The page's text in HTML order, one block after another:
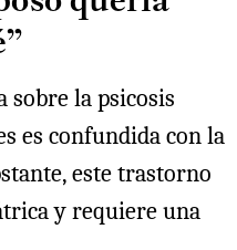
la psicosis
es confundida con la
este trastorno
y requiere una